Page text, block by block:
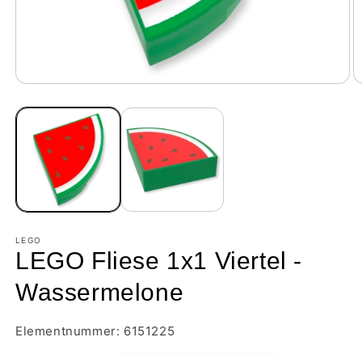
LEGO
LEGO Fliese 1x1 Viertel -
Wassermelone
Elementnummer: 6151225